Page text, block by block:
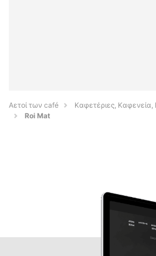
Αετοί των café
Καφετέριες, Καφενεία,
Roi Mat